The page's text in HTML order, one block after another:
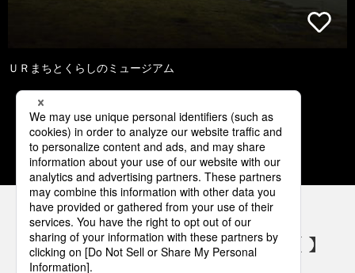
ＵＲまちとくらしのミュージアム
1 2 3 4 5
パナソニックの電気設備 SNSアカウント